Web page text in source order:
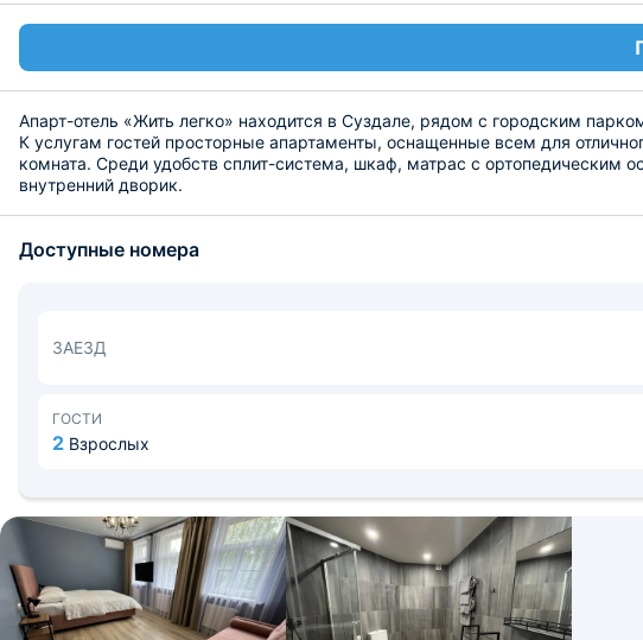
Апарт-отель «Жить легко» находится в Суздале, рядом с городским
К услугам гостей просторные апартаменты, оснащенные всем для
комната. Среди удобств сплит-система, шкаф, матрас с ортопедическим
внутренний дворик.
железнодорожного вокзала Владимир-Пассажирский — 33,4 км.
Доступные номера
ЗАЕЗД
ГОСТИ
2 Взрослых